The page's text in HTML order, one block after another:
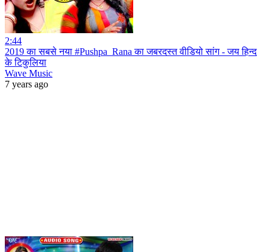
2:44
2019 का सबसे नया #Pushpa_Rana का जबरदस्त वीडियो सांग - जय हिन्द
के टिकुलिया
Wave Music
7 years ago